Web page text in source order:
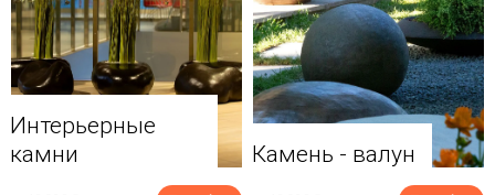
Интерьерные
камни
Камень - валун